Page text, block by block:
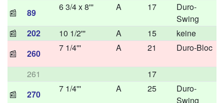
📰 89
6 3/4 x 8''' A 17
Duro-
Swing
📰 202 10 1/2''' A 15 keine
📰
260
7 1/4''' A 21 Duro-Bloc
261
17
📰
270
7 1/4''' A 25
Duro-
Swing